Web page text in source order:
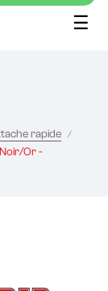
☰
rapide
Or -